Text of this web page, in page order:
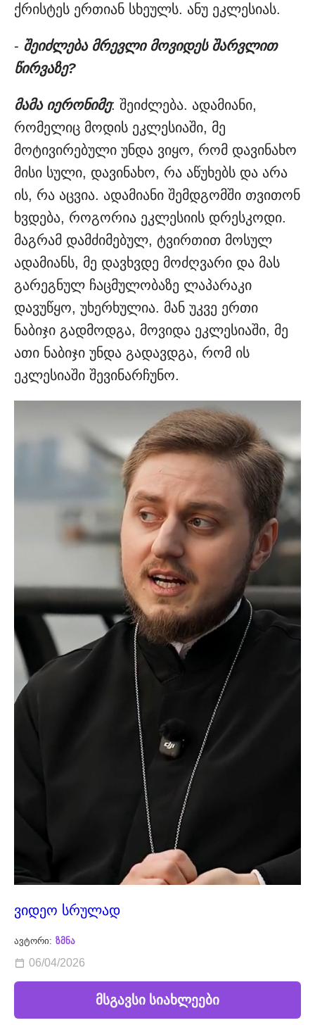
ქრისტეს ერთიან სხეულს. ანუ ეკლესიას.
- შეიძლება მრევლი მოვიდეს შარვლით
წირვაზე?
მამა იერონიმე: შეიძლება. ადამიანი,
რომელიც მოდის ეკლესიაში, მე
მოტივირებული უნდა ვიყო, რომ დავინახო
მისი სული, დავინახო, რა აწუხებს და არა
ის, რა აცვია. ადამიანი შემდგომში თვითონ
ხვდება, როგორია ეკლესიის დრესკოდი.
მაგრამ დამძიმებულ, ტვირთით მოსულ
ადამიანს, მე დავხვდე მოძღვარი და მას
გარეგნულ ჩაცმულობაზე ლაპარაკი
დავუწყო, უხერხულია. მან უკვე ერთი
ნაბიჯი გადმოდგა, მოვიდა ეკლესიაში, მე
ათი ნაბიჯი უნდა გადავდგა, რომ ის
ეკლესიაში შევინარჩუნო.
ვიდეო სრულად
ავტორი: ზმნა
06/04/2026
მსგავსი სიახლეები